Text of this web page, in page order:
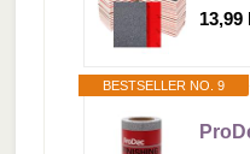
13,99
BESTSELLER NO. 9